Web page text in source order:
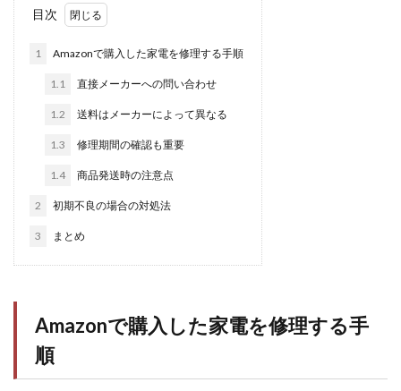
目次
1 Amazonで購入した家電を修理する手順
1.1 直接メーカーへの問い合わせ
1.2 送料はメーカーによって異なる
1.3 修理期間の確認も重要
1.4 商品発送時の注意点
2 初期不良の場合の対処法
3 まとめ
Amazonで購入した家電を修理する手
順